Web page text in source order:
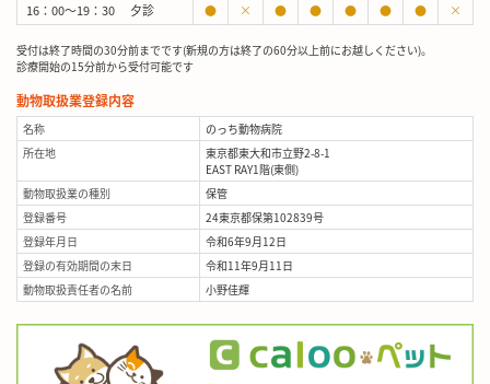
16：00～19：30
夕診 ● × ● ● ● ● ● ×
受付は終了時間の30分前までです(新規の方は終了の60分以上前にお越しください)。
診療開始の15分前から受付可能です
動物取扱業登録内容
名称
のっち動物病院
所在地
東京都東大和市立野2-8-1
EAST RAY1階(東側)
動物取扱業の種別
保管
登録番号
24東京都保第102839号
登録年月日
令和6年9月12日
登録の有効期間の末日
令和11年9月11日
動物取扱責任者の名前
小野佳輝